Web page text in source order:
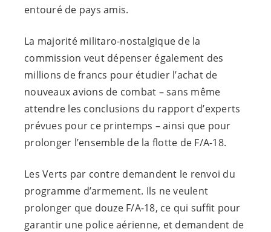
entouré de pays amis.
La majorité militaro-nostalgique de la
commission veut dépenser également des
millions de francs pour étudier l’achat de
nouveaux avions de combat – sans même
attendre les conclusions du rapport d’experts
prévues pour ce printemps – ainsi que pour
prolonger l’ensemble de la flotte de F/A-18.
Les Verts par contre demandent le renvoi du
programme d’armement. Ils ne veulent
prolonger que douze F/A-18, ce qui suffit pour
garantir une police aérienne, et demandent de